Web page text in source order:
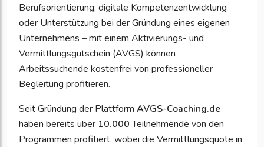
Berufsorientierung, digitale Kompetenzentwicklung
oder Unterstützung bei der Gründung eines eigenen
Unternehmens – mit einem Aktivierungs- und
Vermittlungsgutschein (AVGS) können
Arbeitssuchende kostenfrei von professioneller
Begleitung profitieren.
Seit Gründung der Plattform AVGS-Coaching.de
haben bereits über 10.000Teilnehmende von den
Programmen profitiert, wobei die Vermittlungsquote in